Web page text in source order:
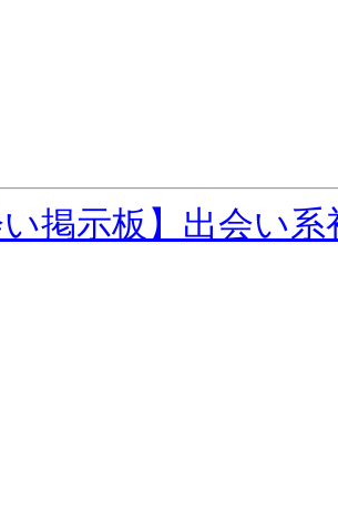
い掲示板】出会い